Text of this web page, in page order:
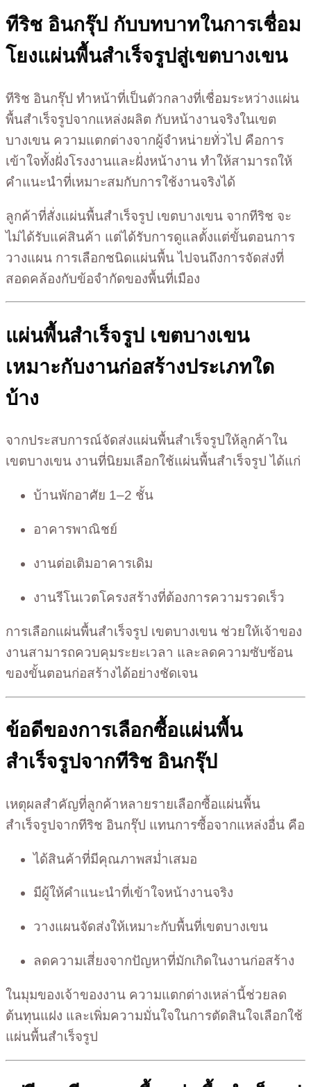
ทีริช อินกรุ๊ป กับบทบาทในการเชื่อม
โยงแผ่นพื้นสำเร็จรูปสู่เขตบางเขน
ทีริช อินกรุ๊ป ทำหน้าที่เป็นตัวกลางที่เชื่อมระหว่างแผ่น
พื้นสำเร็จรูปจากแหล่งผลิต กับหน้างานจริงในเขต
บางเขน ความแตกต่างจากผู้จำหน่ายทั่วไป คือการ
เข้าใจทั้งฝั่งโรงงานและฝั่งหน้างาน ทำให้สามารถให้
คำแนะนำที่เหมาะสมกับการใช้งานจริงได้
ลูกค้าที่สั่งแผ่นพื้นสำเร็จรูป เขตบางเขน จากทีริช จะ
ไม่ได้รับแค่สินค้า แต่ได้รับการดูแลตั้งแต่ขั้นตอนการ
วางแผน การเลือกชนิดแผ่นพื้น ไปจนถึงการจัดส่งที่
สอดคล้องกับข้อจำกัดของพื้นที่เมือง
แผ่นพื้นสำเร็จรูป เขตบางเขน
เหมาะกับงานก่อสร้างประเภทใด
บ้าง
จากประสบการณ์จัดส่งแผ่นพื้นสำเร็จรูปให้ลูกค้าใน
เขตบางเขน งานที่นิยมเลือกใช้แผ่นพื้นสำเร็จรูป ได้แก่
บ้านพักอาศัย 1–2 ชั้น
อาคารพาณิชย์
งานต่อเติมอาคารเดิม
งานรีโนเวตโครงสร้างที่ต้องการความรวดเร็ว
การเลือกแผ่นพื้นสำเร็จรูป เขตบางเขน ช่วยให้เจ้าของ
งานสามารถควบคุมระยะเวลา และลดความซับซ้อน
ของขั้นตอนก่อสร้างได้อย่างชัดเจน
ข้อดีของการเลือกซื้อแผ่นพื้น
สำเร็จรูปจากทีริช อินกรุ๊ป
เหตุผลสำคัญที่ลูกค้าหลายรายเลือกซื้อแผ่นพื้น
สำเร็จรูปจากทีริช อินกรุ๊ป แทนการซื้อจากแหล่งอื่น คือ
ได้สินค้าที่มีคุณภาพสม่ำเสมอ
มีผู้ให้คำแนะนำที่เข้าใจหน้างานจริง
วางแผนจัดส่งให้เหมาะกับพื้นที่เขตบางเขน
ลดความเสี่ยงจากปัญหาที่มักเกิดในงานก่อสร้าง
ในมุมของเจ้าของงาน ความแตกต่างเหล่านี้ช่วยลด
ต้นทุนแฝง และเพิ่มความมั่นใจในการตัดสินใจเลือกใช้
แผ่นพื้นสำเร็จรูป